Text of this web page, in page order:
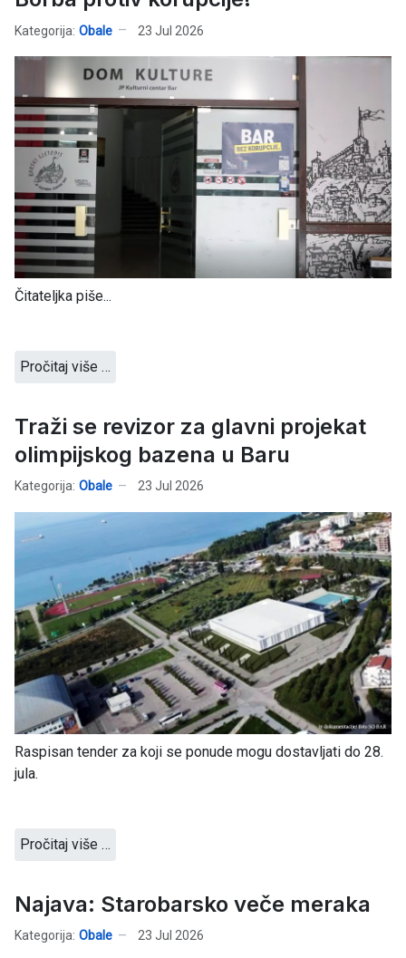
Kategorija: Obale 23 Jul 2026
Čitateljka piše...
Pročitaj više …
Traži se revizor za glavni projekat
olimpijskog bazena u Baru
Kategorija: Obale 23 Jul 2026
Raspisan tender za koji se ponude mogu dostavljati do 28.
jula.
Pročitaj više …
Najava: Starobarsko veče meraka
Kategorija: Obale 23 Jul 2026